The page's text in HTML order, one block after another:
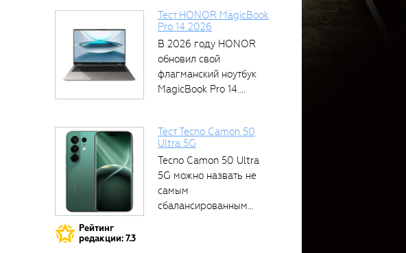
Тест HONOR MagicBook
Pro 14 2026
В 2026 году HONOR
обновил свой
флагманский ноутбук
MagicBook Pro 14....
Рейтинг
редакции: 7.3
Тест Tecno Camon 50
Ultra 5G
Tecno Camon 50 Ultra
5G можно назвать не
самым
сбалансированным